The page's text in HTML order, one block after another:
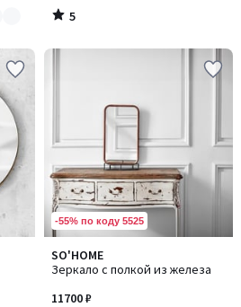
5
/
-55% по коду 5525
SO'HOME
Зеркало с полкой из железа
11700 ₽